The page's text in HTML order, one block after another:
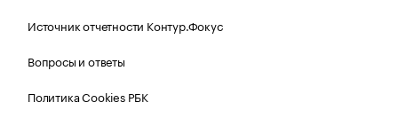
Источник отчетности Контур.Фокус
Вопросы и ответы
Политика Cookies РБК